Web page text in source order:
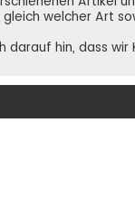
welcher Art
darauf hin, dass